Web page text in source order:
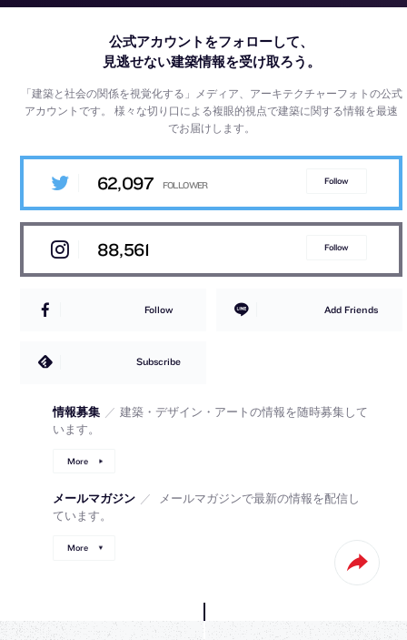
公式アカウントをフォローして、
見逃せない建築情報を受け取ろう。
「建築と社会の関係を視覚化する」メディア、アーキテクチャーフォトの公式
アカウントです。様々な切り口による複眼的視点で建築に関する情報を最速
でお届けします。
62,097 Follow
88,561 Follow
Follow Add Friends
Subscribe
情報募集 ／ 建築・デザイン・アートの情報を随時募集して
います。
More
メールマガジン ／
メールマガジンで最新の情報を配信し
ています。
More